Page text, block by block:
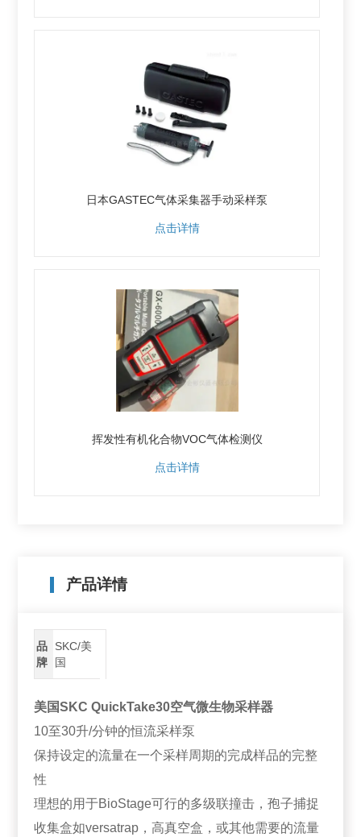
日本GASTEC气体采集器手动采样泵
点击详情
挥发性有机化合物VOC气体检测仪
点击详情
产品详情
品
牌
SKC/美
国
美国SKC QuickTake30空气微生物采样器
10至30升/分钟的恒流采样泵
保持设定的流量在一个采样周期的完成样品的完整
性
理想的用于BioStage可行的多级联撞击，孢子捕捉
收集盒如versatrap，高真空盒，或其他需要的流量